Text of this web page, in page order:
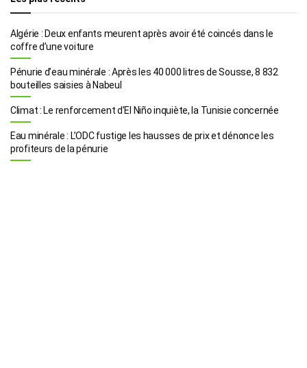
Algérie : Deux enfants meurent après avoir été coincés dans le
coffre d’une voiture
Pénurie d’eau minérale : Après les 40 000 litres de Sousse, 8 832
bouteilles saisies à Nabeul
Climat : Le renforcement d’El Niño inquiète, la Tunisie concernée
Eau minérale : L’ODC fustige les hausses de prix et dénonce les
profiteurs de la pénurie